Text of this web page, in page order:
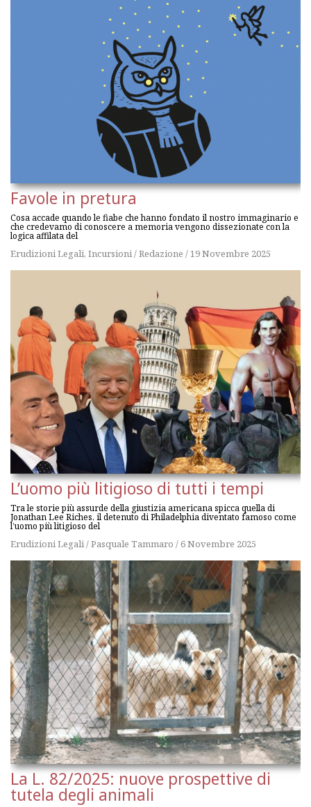
Favole in pretura
Cosa accade quando le fiabe che hanno fondato il nostro immaginario e
che credevamo di conoscere a memoria vengono dissezionate con la
logica affilata del
Erudizioni Legali, Incursioni/Redazione /19 Novembre 2025
L’uomo più litigioso di tutti i tempi
Tra le storie più assurde della giustizia americana spicca quella di
Jonathan Lee Riches, il detenuto di Philadelphia diventato famoso come
l’uomo più litigioso del
Erudizioni Legali/Pasquale Tammaro / 6 Novembre 2025
La L. 82/2025: nuove prospettive di
tutela degli animali